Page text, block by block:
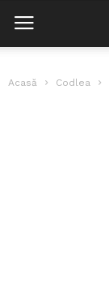
Acasă Codlea